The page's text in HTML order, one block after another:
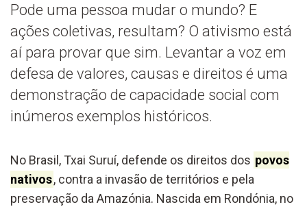
Pode uma pessoa mudar o mundo? E
ações coletivas, resultam? O ativismo está
aí para provar que sim. Levantar a voz em
defesa de valores, causas e direitos é uma
demonstração de capacidade social com
inúmeros exemplos históricos.
No Brasil, Txai Suruí, defende os direitos dos povos
nativos, contra a invasão de territórios e pela
preservação da Amazónia. Nascida em Rondónia, no